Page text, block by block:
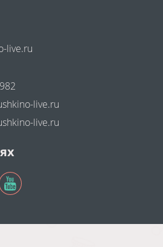
live.ru
live.ru
live.ru